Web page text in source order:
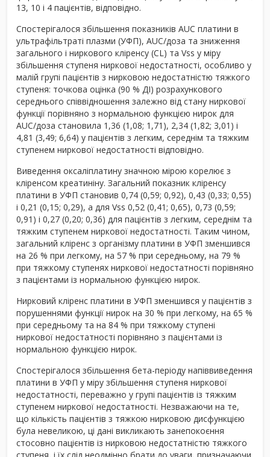
13, 10 і 4 пацієнтів, відповідно.
Спостерігалося збільшення показників AUC платини в
ультрафільтраті плазми (УФП), AUC/доза та зниження
загального і ниркового кліренсу (CL) та Vss у міру
збільшення ступеня ниркової недостатності, особливо у
малій групі пацієнтів з нирковою недостатністю тяжкого
ступеня: точкова оцінка (90 % ДІ) розрахункового
середнього співвідношення залежно від стану ниркової
функції порівняно з нормальною функцією нирок для
AUC/доза становила 1,36 (1,08; 1,71), 2,34 (1,82; 3,01) і
4,81 (3,49; 6,64) у пацієнтів з легким, середнім та тяжким
ступенем ниркової недостатності відповідно.
Виведення оксаліплатину значною мірою корелює з
кліренсом креатиніну. Загальний показник кліренсу
платини в УФП становив 0,74 (0,59; 0,92), 0,43 (0,33; 0,55)
і 0,21 (0,15; 0,29), а для Vss 0,52 (0,41; 0,65), 0,73 (0,59;
0,91) і 0,27 (0,20; 0,36) для пацієнтів з легким, середнім та
тяжким ступенем ниркової недостатності. Таким чином,
загальний кліренс з організму платини в УФП зменшився
на 26 % при легкому, на 57 % при середньому, на 79 %
при тяжкому ступенях ниркової недостатності порівняно
з пацієнтами із нормальною функцією нирок.
Нирковий кліренс платини в УФП зменшився у пацієнтів з
порушеннями функції нирок на 30 % при легкому, на 65 %
при середньому та на 84 % при тяжкому ступені
ниркової недостатності порівняно з пацієнтами із
нормальною функцією нирок.
Спостерігалося збільшення бета-періоду напіввиведення
платини в УФП у міру збільшення ступеня ниркової
недостатності, переважно у групі пацієнтів із тяжким
ступенем ниркової недостатності. Незважаючи на те,
що кількість пацієнтів з тяжкою нирковою дисфункцією
була невеликою, ці дані викликають занепокоєння
стосовно пацієнтів із нирковою недостатністю тяжкого